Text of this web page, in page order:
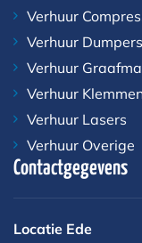
Verhuur
Verhuur Dumpers
Verhuur
Verhuur
Verhuur Lasers
Verhuur Overige
Contactgegevens
Locatie Ede